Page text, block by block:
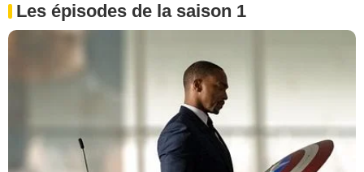
Les épisodes de la saison 1